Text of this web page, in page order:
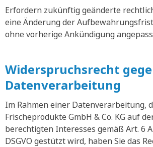
Erfordern zukünftig geänderte
eine Änderung der
ohne vorherige Ankündigung
Widerspruchsrecht
Datenverarbeitung
Im Rahmen einer Datenverarbeitung,
Frischeprodukte GmbH & Co. KG auf
berechtigten Interesses gemäß Art. 6
DSGVO gestützt wird, haben Sie das